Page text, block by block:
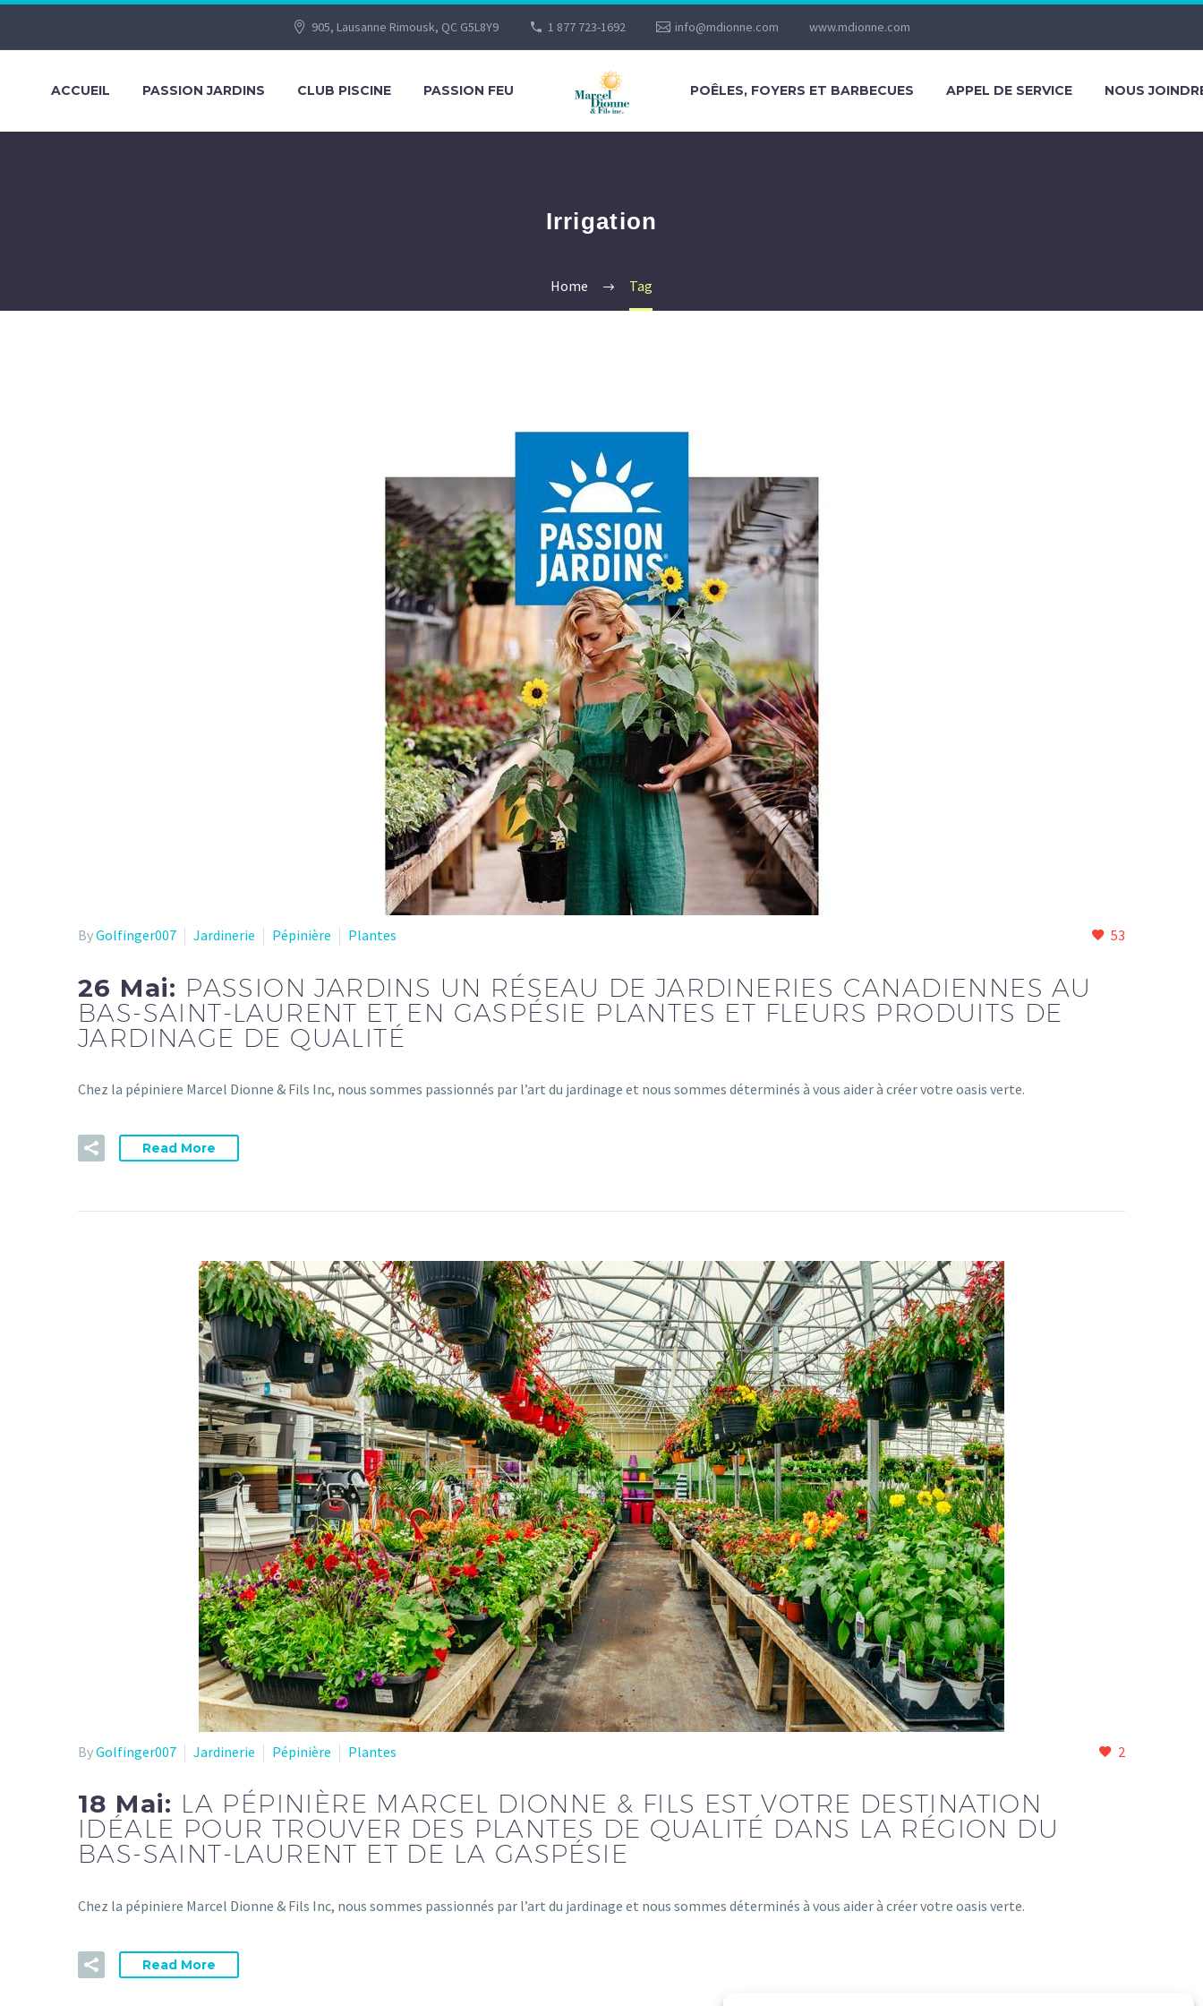
905, Lausanne Rimousk, QC G5L8Y9 1 877 723-1692 info@mdionne.com www.mdionne.com
ACCUEIL PASSION JARDINS CLUB PISCINE PASSION FEU POÊLES, FOYERS ET BARBECUES APPEL DE SERVICE NOUS
Irrigation
Home Tag
53
ByGolfinger007 Jardinerie Pépinière Plantes
26 Mai: PASSION JARDINS UN RÉSEAU DE JARDINERIES CANADIENNES AU
BAS-SAINT-LAURENT ET EN GASPÉSIE PLANTES ET FLEURS PRODUITS DE
JARDINAGE DE QUALITÉ
Chez la pépiniere Marcel Dionne & Fils Inc, nous sommes passionnés par l’art du jardinage et nous sommes déterminés à vous aider à créer votre oasis verte.
Read More
2
ByGolfinger007 Jardinerie Pépinière Plantes
18 Mai: LA PÉPINIÈRE MARCEL DIONNE & FILS EST VOTRE DESTINATION
IDÉALE POUR TROUVER DES PLANTES DE QUALITÉ DANS LA RÉGION DU
BAS-SAINT-LAURENT ET DE LA GASPÉSIE
Chez la pépiniere Marcel Dionne & Fils Inc, nous sommes passionnés par l’art du jardinage et nous sommes déterminés à vous aider à créer votre oasis verte.
Read More